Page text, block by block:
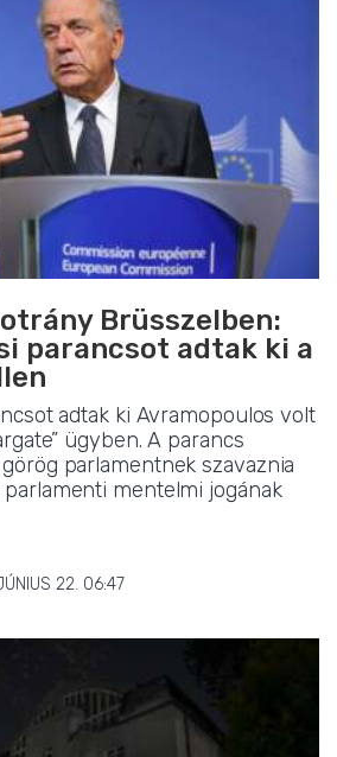
Brüsszelben:
parancsot adtak ki a
adtak ki Avramopoulos volt
ügyben. A parancs
parlamentnek szavaznia
mentelmi jogának
22. 06:47